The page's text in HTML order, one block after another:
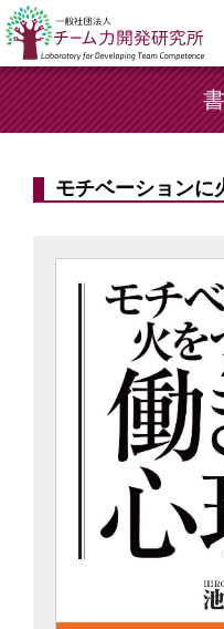
モチベーションに